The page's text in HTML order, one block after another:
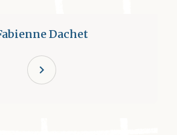
Dachet
chevron_right